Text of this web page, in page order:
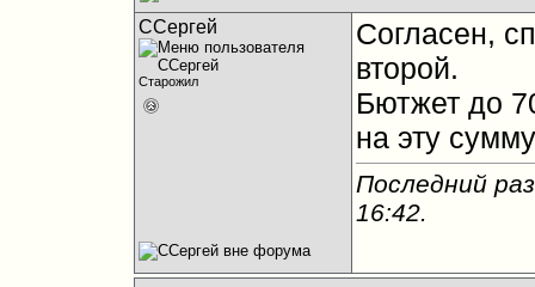
ССергей
Старожил
Согласен,
второй.
Бютжет до
на эту
Последний
16:42.